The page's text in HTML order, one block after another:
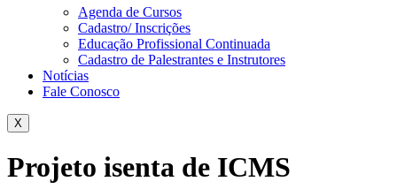
Agenda de Cursos
Cadastro/ Inscrições
Educação Profissional Continuada
Cadastro de Palestrantes e Instrutores
Notícias
Fale Conosco
X
Projeto isenta de ICMS